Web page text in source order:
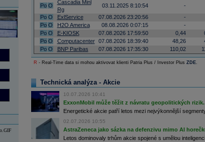
Po O
Cascadia Minl
Rg
03.11.2025 8:10:54 -
Po O ExlService 07.08.2026 23:20:56 -
Po O H2O America 08.08.2026 0:07:15 -
Po O E-KIOSK 07.08.2026 17:59:50 0,44
Po O Computacenter 07.08.2026 18:39:40 48,26
Po O BNP Paribas 07.08.2026 17:35:30 110,02
R - Real-Time data si mohou aktivovat klienti Patria Plus / Investor Plus ZDE.
Technická analýza - Akcie
10.07.2026 10:41
ExxonMobil může těžit z návratu geopolitických
Energetické akcie patří letos mezi nejvýkonnější segmenty
02.07.2026 10:55
AstraZeneca jako sázka na defenzivu mimo AI
Letos dominovaly trhům akcie spojené s umělou